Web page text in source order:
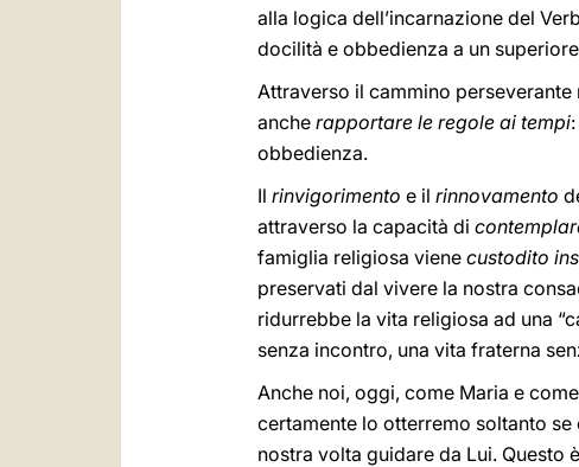
alla logica dell’incarnazione del
docilità e obbedienza a un
Attraverso il cammino perseverante
anche rapportare le regole ai tempi
obbedienza.
Il rinvigorimento e il rinnovamento
attraverso la capacità di
famiglia religiosa viene custodito
preservati dal vivere la nostra
ridurrebbe la vita religiosa ad una
senza incontro, una vita fraterna
Anche noi, oggi, come Maria e
certamente lo otterremo soltanto
nostra volta guidare da Lui. Questo